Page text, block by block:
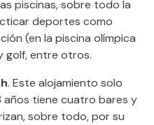
piscinas, sobre todo la
deportes como
(en la piscina olímpica
golf, entre otros.
. Este alojamiento solo
años tiene cuatro bares y
sobre todo, por su